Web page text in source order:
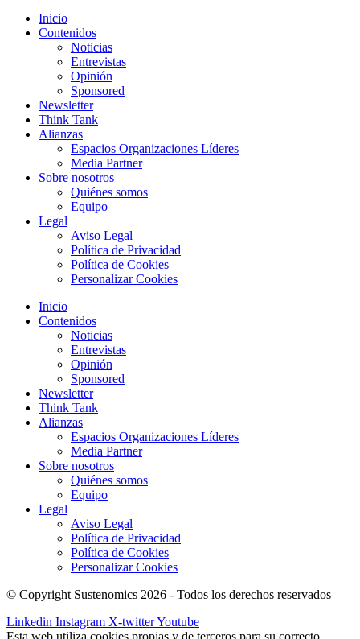
Inicio
Contenidos
Noticias
Entrevistas
Opinión
Sponsored
Newsletter
Think Tank
Alianzas
Espacios Organizaciones Líderes
Media Partner
Sobre nosotros
Quiénes somos
Equipo
Legal
Aviso Legal
Política de Privacidad
Política de Cookies
Personalizar Cookies
Inicio
Contenidos
Noticias
Entrevistas
Opinión
Sponsored
Newsletter
Think Tank
Alianzas
Espacios Organizaciones Líderes
Media Partner
Sobre nosotros
Quiénes somos
Equipo
Legal
Aviso Legal
Política de Privacidad
Política de Cookies
Personalizar Cookies
© Copyright Sustenomics 2026 - Todos los derechos reservados
Linkedin Instagram X-twitterYoutube